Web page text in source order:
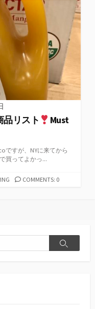
品リスト
Must
ですが、NYに来てから
買ってよかっ...
COMMENTS: 0
検